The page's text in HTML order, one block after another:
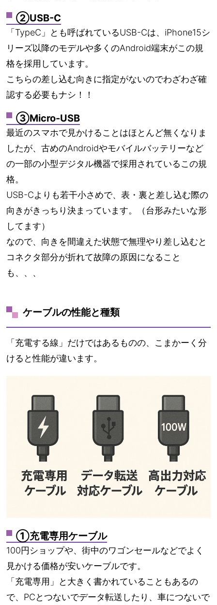
②USB-C
「TypeC」とも呼ばれているUSB-Cは、iPhone15シ
リーズ以降のモデルや多くのAndroid端末がこの規
格を採用しています。
こちらの差し込む向きに指定がないのでわざわざ確
認する必要もナシ！！
③Micro-USB
最近のスマホで見かけることはほとんど無くなりま
したが、古めのAndroidやモバイルバッテリーなど
の一部の小型デジタル機器で採用されているこの規
格。
USB-Cよりも若干小さめで、表・裏と差し込む際の
向きがきっちり決まっています。（台形みたいな形
してます）
なので、向きを間違えた状態で無理やり差し込むと
コネクタ部分が折れて故障の原因になること
も、、、
ケーブルの性能と種類
「充電する線」だけではあるものの、こまかーく分
けると性能が違います。
①充電専用ケーブル
100円ショップや、街中のワゴンセールなどでよく
見かける価格が安いケーブルです。
「充電専用」と大きく書かれていることもあるの
で、PCとつないでデータ転送したり、車につないで